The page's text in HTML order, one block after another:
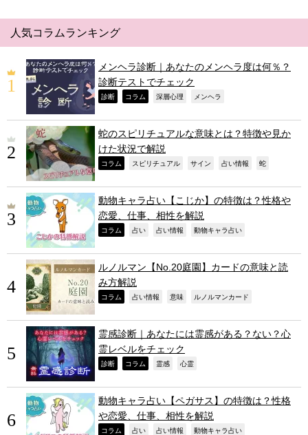
人気コラムランキング
メンヘラ診断｜あなたのメンヘラ度は何％？
診断テストでチェック
診断 コラム 深層心理 メンヘラ
蛇のスピリチュアルな意味とは？特徴や見か
けた状況で解説
コラム スピリチュアル サイン 占い情報 蛇
動物キャラ占い【こじか】の特徴は？性格や
恋愛、仕事、相性を解説
コラム 占い 占い情報 動物キャラ占い
ルノルマン【No.20庭園】カードの意味と読
み方解説
コラム 占い情報 意味 ルノルマンカード
霊感診断｜あなたには霊感がある？ない？心
霊レベルをチェック
診断 コラム 霊感 心霊
動物キャラ占い【ペガサス】の特徴は？性格
や恋愛、仕事、相性を解説
コラム 占い 占い情報 動物キャラ占い